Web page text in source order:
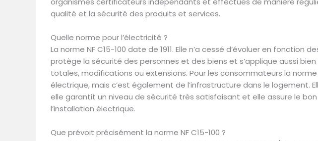
qualité et la sécurité des produits et services.
Quelle norme pour l’électricité ?
La norme NF C15-100 date de 1911. Elle n’a cessé d’évoluer en fonction
protège la sécurité des personnes et des biens et s’applique aussi
totales, modifications ou extensions. Pour les consommateurs la norme
électrique, mais c’est également de l’infrastructure dans le logement.
elle garantit un niveau de sécurité très satisfaisant et elle assure le
l’installation électrique.
Que prévoit précisément la norme NF C15-100 ?